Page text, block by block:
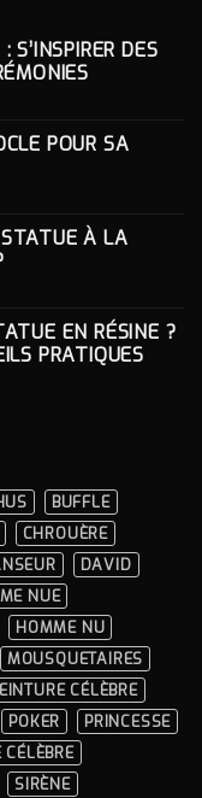
S’INSPIRER DES
POUR SA
À LA
EN RÉSINE ?
PRATIQUES
BUFFLE
CHROUÈRE
DAVID
NUE
HOMME NU
MOUSQUETAIRES
CÉLÈBRE
POKER
PRINCESSE
SIRÈNE